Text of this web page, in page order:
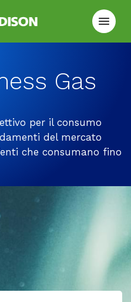
Gas
per il consumo
del mercato
che consumano fino